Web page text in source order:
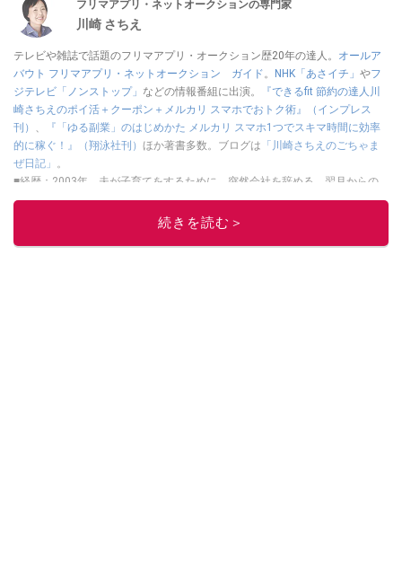
フリマアプリ・ネットオークションの専門家
川崎 さちえ
テレビや雑誌で話題のフリマアプリ・オークション歴20年の達人。 オールア
バウト フリマアプリ・ネットオークション ガイド。 NHK「あさイチ」 やフ
ジテレビ「ノンストップ」 などの情報番組に出演。
『できるfit 節約の達人川
崎さちえのポイ活＋クーポン＋メルカリ スマホでおトク術』（インプレス
刊） 、
『「ゆる副業」のはじめかた メルカリ スマホ1つでスキマ時間に効率
的に稼ぐ！』（翔泳社刊） ほか著書多数。ブログは 「川崎さちえのごちゃま
ぜ日記」 。
■経歴：2003年、夫が子育てをするために、突然会社を辞める。翌月からの
給料が０円になり、家にいながら、しかも空いた時間でできるオークション
に目をつける。しかし、取引の仕方がわからずに、まずは落札者として参
続きを読む＞